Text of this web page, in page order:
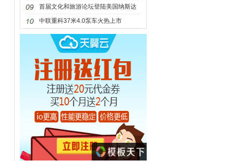
首届文化和旅游论坛登陆美国纳斯达
克大
中联重科37米4.0泵车火热上市